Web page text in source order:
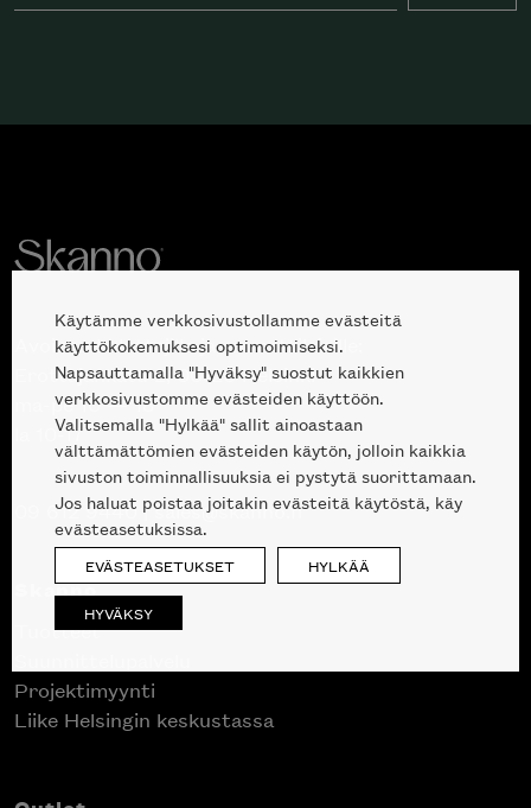
Avoinna kuluttajille ja ammattilaisille:
Erottajankatu 2, 00120 Helsinki
ma-pe 10 — 18
la 10-17
09 612 9440 |sales@skanno.fi
Skanno
Tuotteet
Projektimyynti
Liike Helsingin keskustassa
Käytämme verkkosivustollamme evästeitä
käyttökokemuksesi optimoimiseksi.
Napsauttamalla "Hyväksy" suostut kaikkien
verkkosivustomme evästeiden käyttöön.
Valitsemalla "Hylkää" sallit ainoastaan
välttämättömien evästeiden käytön, jolloin kaikkia
sivuston toiminnallisuuksia ei pystytä suorittamaan.
Jos haluat poistaa joitakin evästeitä käytöstä, käy
evästeasetuksissa.
EVÄSTEASETUKSET HYLKÄÄ
HYVÄKSY